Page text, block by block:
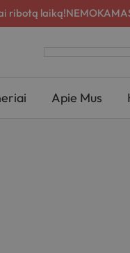
ribotą laiką!
Apie Mus